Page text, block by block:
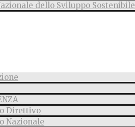
dello Sviluppo Sostenibile
Direttivo
Nazionale